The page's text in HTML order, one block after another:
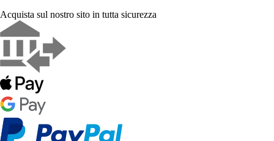
Acquista sul nostro sito in tutta sicurezza